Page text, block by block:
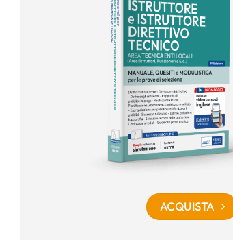
ACQUISTA